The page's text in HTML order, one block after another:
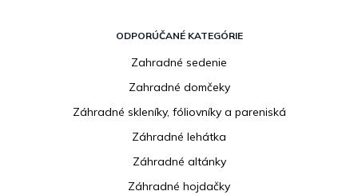
ODPORÚČANÉ KATEGÓRIE
Zahradné sedenie
Zahradné domčeky
Záhradné skleníky, fóliovníky a pareniská
Záhradné lehátka
Záhradné altánky
Záhradné hojdačky